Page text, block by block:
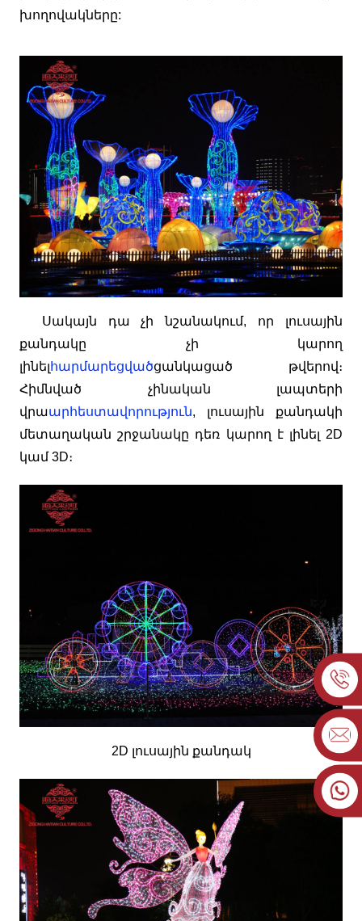
խողովակները:
Սակայն դա չի նշանակում, որ լուսային
քանդակը չի կարող
լինել հարմարեցվածցանկացած թվերով։
Հիմնված չինական լապտերի
վրաարհեստավորություն, լուսային քանդակի
մետաղական շրջանակը դեռ կարող է լինել 2D
կամ 3D։
2D լուսային քանդակ